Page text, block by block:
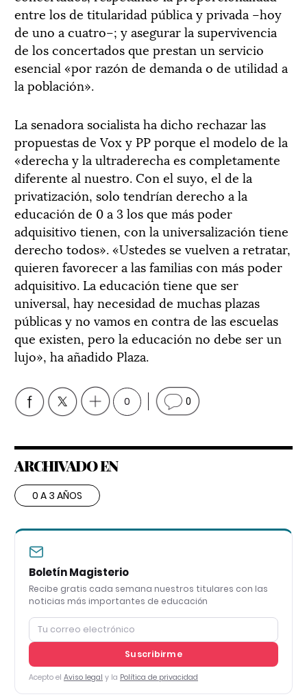
entre los de titularidad pública y privada –hoy
de uno a cuatro–; y asegurar la supervivencia
de los concertados que prestan un servicio
esencial «por razón de demanda o de utilidad a
la población».
La senadora socialista ha dicho rechazar las
propuestas de Vox y PP porque el modelo de la
«derecha y la ultraderecha es completamente
diferente al nuestro. Con el suyo, el de la
privatización, solo tendrían derecho a la
educación de 0 a 3 los que más poder
adquisitivo tienen, con la universalización tiene
derecho todos». «Ustedes se vuelven a retratar,
quieren favorecer a las familias con más poder
adquisitivo. La educación tiene que ser
universal, hay necesidad de muchas plazas
públicas y no vamos en contra de las escuelas
que existen, pero la educación no debe ser un
lujo», ha añadido Plaza.
0 0
ARCHIVADO EN
0 A 3 AÑOS
Boletín Magisterio
Recibe gratis cada semana nuestros titulares con las
noticias más importantes de educación
Suscribirme
Acepto el Aviso legal y la Política de privacidad